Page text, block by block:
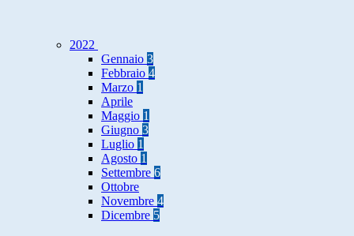
2022
Gennaio 3
Febbraio 4
Marzo 1
Aprile
Maggio 1
Giugno 3
Luglio 1
Agosto 1
Settembre 6
Ottobre
Novembre 4
Dicembre 5